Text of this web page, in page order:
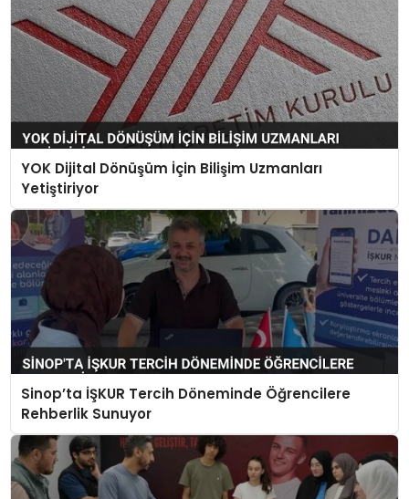
YOK Dijital Dönüşüm İçin Bilişim Uzmanları
Yetiştiriyor
Sinop’ta İŞKUR Tercih Döneminde Öğrencilere
Rehberlik Sunuyor